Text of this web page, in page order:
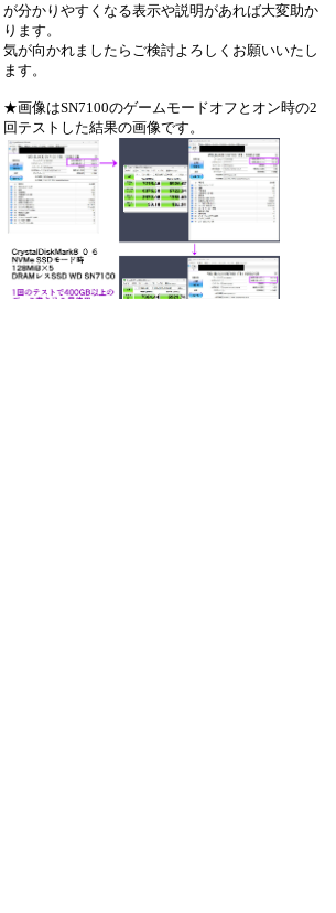
が分かりやすくなる表示や説明があれば大変助か
ります。
気が向かれましたらご検討よろしくお願いいたし
ます。
★画像はSN7100のゲームモードオフとオン時の2
回テストした結果の画像です。